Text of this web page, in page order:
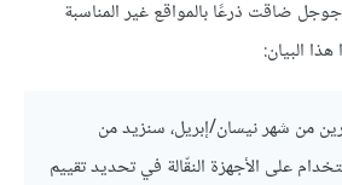
جوجل ضاقت ذرعًا بالمواقع غير المناسبة
هذا البيان:
من شهر نيسان/إبريل، سنزيد من
على الأجهزة النقّالة في تحديد تقييم